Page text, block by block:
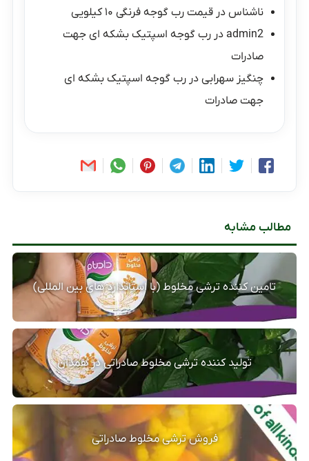
ناشناس درقیمت رب گوجه فرنگی ۱۰ کیلویی
admin2 دررب گوجه اسپتیک بشکه ای جهت
صادرات
چنگیز سهرابی دررب گوجه اسپتیک بشکه ای
جهت صادرات
مطالب مشابه
تامین کننده ترشی مخلوط (با استاندارد های بین المللی)
تولید کننده ترشی مخلوط صادراتی در همدان
فروش ترشی مخلوط صادراتی